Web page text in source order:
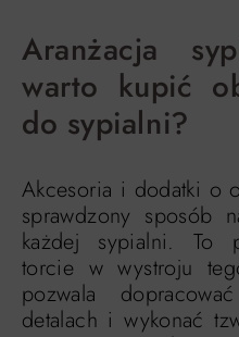
Aranżacja
warto kupić
do sypialni?
Akcesoria i dodatki o
sprawdzony sposób
każdej sypialni. To
torcie w wystroju
pozwala
detalach i wykonać